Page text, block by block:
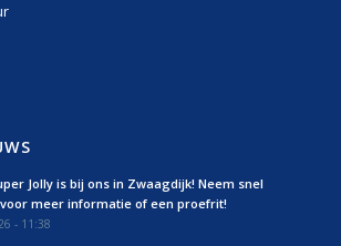
Jolly is bij ons in Zwaagdijk! Neem snel
meer informatie of een proefrit!
- 11:38